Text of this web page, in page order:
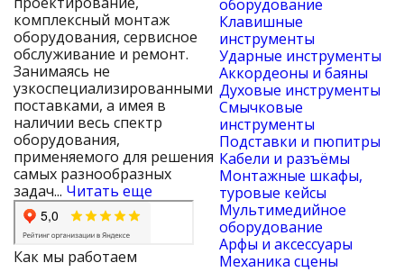
комплексный монтаж
оборудования, сервисное
обслуживание и ремонт.
Занимаясь не
узкоспециализированными
поставками, а имея в
наличии весь спектр
оборудования,
применяемого для решения
самых разнообразных
задач... Читать еще
Как мы работаем
оборудование
Клавишные
инструменты
Ударные инструменты
Аккордеоны и баяны
Духовые инструменты
Смычковые
инструменты
Подставки и пюпитры
Кабели и разъёмы
Монтажные шкафы,
туровые кейсы
Мультимедийное
оборудование
Арфы и аксессуары
Механика сцены